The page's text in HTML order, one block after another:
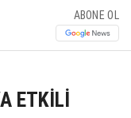
Facebook
ABONE OL
ETKİLİ